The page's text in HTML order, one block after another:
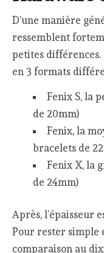
D’une manière
ressemblent
petites
en 3 formats
Fenix S, la
de 20mm)
Fenix, la
bracelets de
Fenix X, la
de 24mm)
Après, l’épaisseur
Pour rester simple
comparaison au